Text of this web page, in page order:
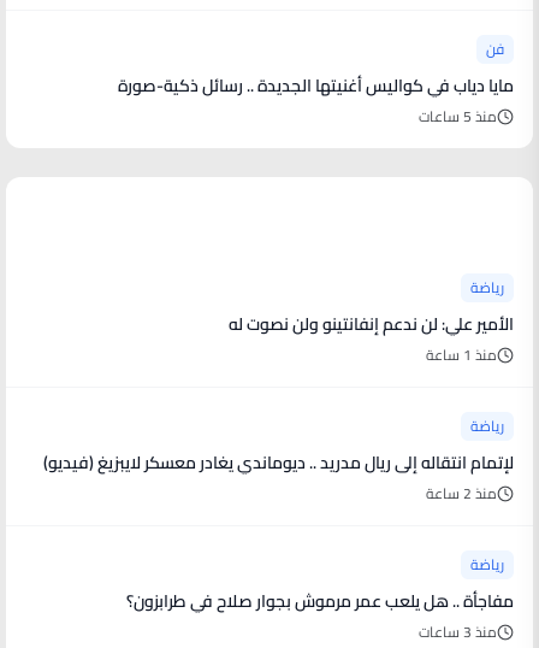
فن
مايا دياب في كواليس أغنيتها الجديدة .. رسائل ذكية-صورة
منذ 5 ساعات
رياضة
الأمير علي: لن ندعم إنفانتينو ولن نصوت له
منذ 1 ساعة
رياضة
لإتمام انتقاله إلى ريال مدريد .. ديوماندي يغادر معسكر لايبزيغ (فيديو)
منذ 2 ساعة
رياضة
مفاجأة .. هل يلعب عمر مرموش بجوار صلاح في طرابزون؟
منذ 3 ساعات